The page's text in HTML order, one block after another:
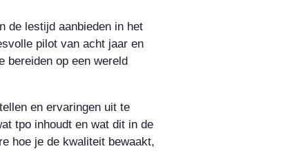
de lestijd aanbieden in het
pilot van acht jaar en
bereiden op een wereld
en ervaringen uit te
tpo inhoudt en wat dit in de
hoe je de kwaliteit bewaakt,